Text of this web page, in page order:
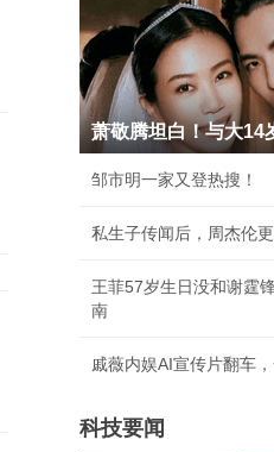
萧敬腾坦白！与大14
邹市明一家又登热搜！
私生子传闻后，周杰伦
王菲57岁生日没和谢霆
南
戚薇内娱AI宣传片翻车
科技要闻